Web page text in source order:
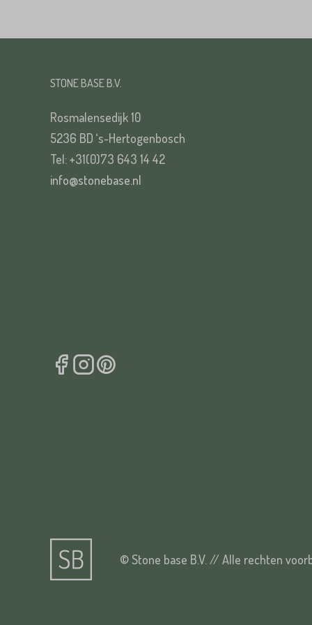
STONE BASE B.V.
Rosmalensedijk 10
5236 BD ‘s-Hertogenbosch
Tel: +31(0)73 643 14 42
info@stonebase.nl
© Stone base B.V. // Alle rechten